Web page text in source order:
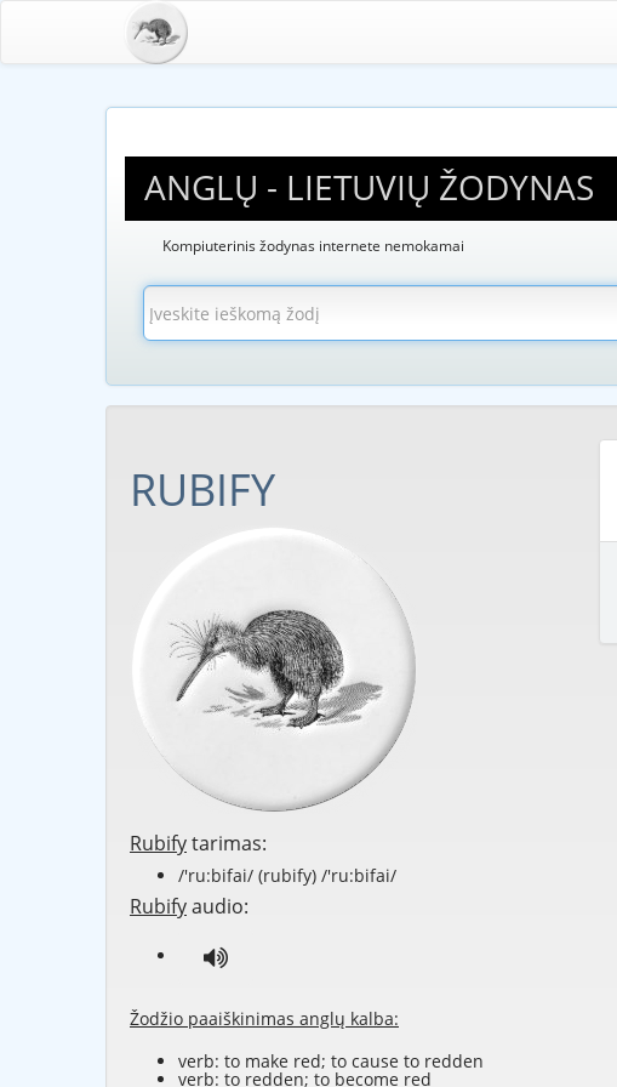
ANGLŲ - LIETUVIŲ ŽODYNAS
Kompiuterinis žodynas internete nemokamai
RUBIFY
Rubifytarimas:
/'ru:bifai/ (rubify) /'ru:bifai/
Rubifyaudio:
Žodžio paaiškinimas anglų kalba:
verb: to make red; to cause to redden
verb: to redden; to become red